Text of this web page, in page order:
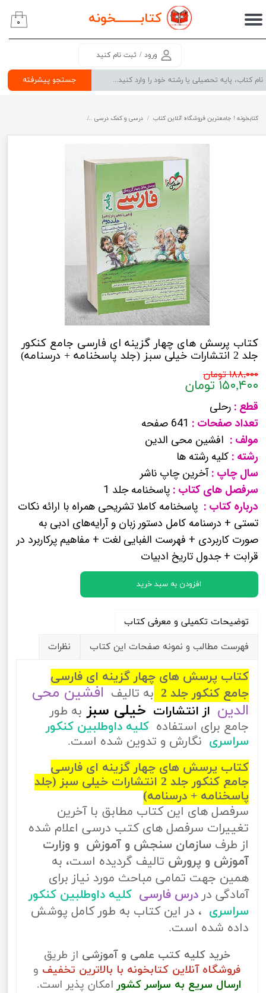
کتابــــــــخونه
جستجو پیشرفته
ورود / ثبت نام کنید
حساب کاربری من
سفارشات
۰
کتابخونه ! جامعترین فروشگاه آنلاین کتاب درسی و کمک درسی
کتاب پرسش های چهار گزینه ای فارسی جامع کنکور
جلد 2 انتشارات خیلی سبز (جلد پاسخنامه + درسنامه)
۱۸۸,۰۰۰ تومان
۱۵۰,۴۰۰ تومان
قطع : رحلی
تعداد صفحات : 641 صفحه
مولف : افشین محی الدین
رشته : کلیه رشته ها
سال چاپ :آخرین چاپ ناشر
سرفصل های کتاب : پاسخنامه جلد 1
درباره کتاب : پاسخنامه کاملا تشریحی همراه با ارائه نکات
تستی + درسنامه کامل دستور زبان و آرایه‌های ادبی به
صورت کاربردی + فهرست الفبایی لغت + مفاهیم پرکاربرد در
قرابت + جدول تاریخ ادبیات
افزودن به سبد خرید
توضیحات تکمیلی و معرفی کتاب
فهرست مطالب و نمونه صفحات این کتاب
نظرات
کتاب پرسش های چهار گزینه ای فارسی
جامع کنکور جلد 2
به تالیف افشین محی
الدین از انتشارات خیلی سبز به طور
جامع برای استفاده کلیه داوطلبین کنکور
سراسری نگارش و تدوین شده است.
کتاب پرسش های چهار گزینه ای فارسی
جامع کنکور جلد 2 انتشارات خیلی سبز (جلد
پاسخنامه + درسنامه)
سرفصل های این کتاب مطابق با آخرین
تغییرات سرفصل های کتب درسی اعلام شده
از طرف سازمان سنجش و آموزش و وزارت
آموزش و پرورش تالیف گردیده است، به
همین جهت تمامی مباحث مورد نیاز برای
آمادگی در درس فارسی کلیه داوطلبین کنکور
سراسری ، در این کتاب به طور کامل پوشش
داده شده است.
خرید کلیه کتب علمی و آموزشی از طریق
فروشگاه آنلاین کتابخونه با بالاترین تخفیف و
ارسال سریع به سراسر کشور امکان پذیر است.